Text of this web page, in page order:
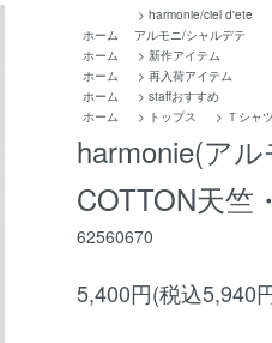
ホーム
> harmonie/ciel d'ete
アルモニ/シャルデテ
ホーム
> 新作アイテム
ホーム
> 再入荷アイテム
ホーム
> staffおすすめ
ホーム
> トップス > Ｔシャ
harmonie(ア
COTTON天竺
62560670
5,400円(税込5,940